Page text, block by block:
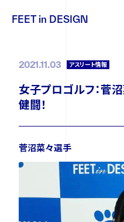
FEET in DESIGN
DESIGN
製品情報
取扱店情報
オーソティクスについて
2021.11.03 アスリート情報
女子プロゴルフ：菅
健闘！
菅沼菜々選手